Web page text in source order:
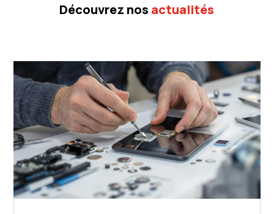
Découvrez nos actualités